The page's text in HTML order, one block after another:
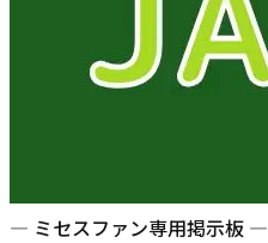
— ミセスファン専用掲示板 —